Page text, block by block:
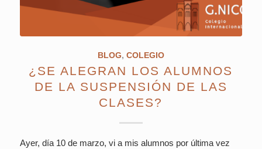
BLOG, COLEGIO
¿SE ALEGRAN LOS ALUMNOS
DE LA SUSPENSIÓN DE LAS
CLASES?
Ayer, día 10 de marzo, vi a mis alumnos por última vez